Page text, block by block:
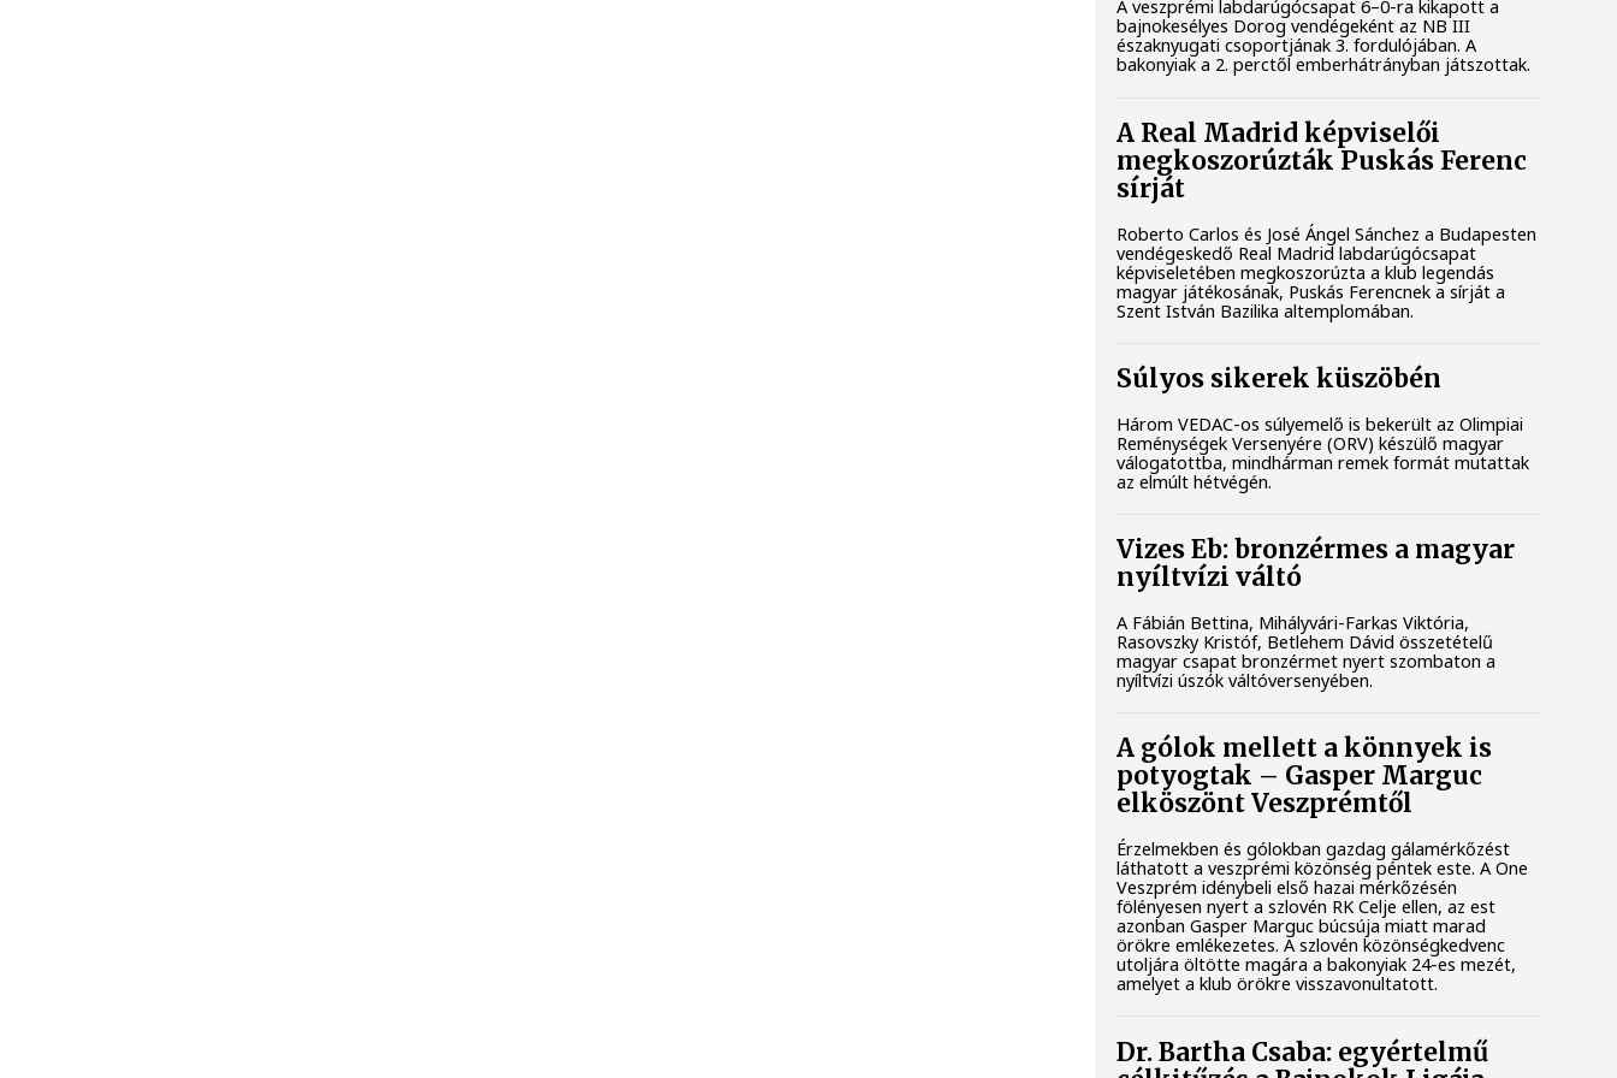
A veszprémi labdarúgócsapat 6–0-ra kikapott a
bajnokesélyes Dorog vendégeként az NB III
északnyugati csoportjának 3. fordulójában. A
bakonyiak a 2. perctől emberhátrányban játszottak.
A Real Madrid képviselői
megkoszorúzták Puskás Ferenc
sírját
Roberto Carlos és José Ángel Sánchez a Budapesten
vendégeskedő Real Madrid labdarúgócsapat
képviseletében megkoszorúzta a klub legendás
magyar játékosának, Puskás Ferencnek a sírját a
Szent István Bazilika altemplomában.
Súlyos sikerek küszöbén
Három VEDAC-os súlyemelő is bekerült az Olimpiai
Reménységek Versenyére (ORV) készülő magyar
válogatottba, mindhárman remek formát mutattak
az elmúlt hétvégén.
Vizes Eb: bronzérmes a magyar
nyíltvízi váltó
A Fábián Bettina, Mihályvári-Farkas Viktória,
Rasovszky Kristóf, Betlehem Dávid összetételű
magyar csapat bronzérmet nyert szombaton a
nyíltvízi úszók váltóversenyében.
A gólok mellett a könnyek is
potyogtak – Gasper Marguc
elköszönt Veszprémtől
Érzelmekben és gólokban gazdag gálamérkőzést
láthatott a veszprémi közönség péntek este. A One
Veszprém idénybeli első hazai mérkőzésén
fölényesen nyert a szlovén RK Celje ellen, az est
azonban Gasper Marguc búcsúja miatt marad
örökre emlékezetes. A szlovén közönségkedvenc
utoljára öltötte magára a bakonyiak 24-es mezét,
amelyet a klub örökre visszavonultatott.
Dr. Bartha Csaba: egyértelmű